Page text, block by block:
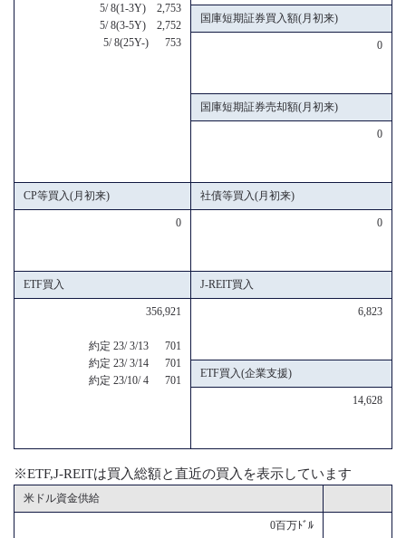
5/ 8(1-3Y) 2,753
5/ 8(3-5Y) 2,752
5/ 8(25Y-) 753
国庫短期証券買入額(月初来)
0
国庫短期証券売却額(月初来)
0
CP等買入(月初来) 社債等買入(月初来)
0 0
ETF買入 J-REIT買入
356,921
約定 23/ 3/13 701
約定 23/ 3/14 701
約定 23/10/ 4 701
6,823
ETF買入(企業支援)
14,628
※ETF,J-REITは買入総額と直近の買入を表示しています
米ドル資金供給
0百万ﾄﾞﾙ